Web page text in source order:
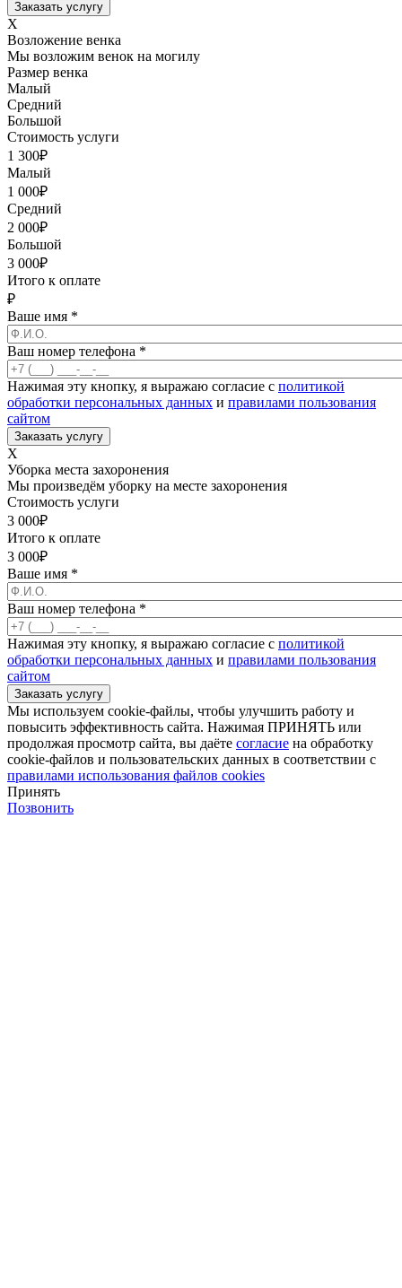
X
Возложение венка
Мы возложим венок на могилу
Размер венка
Малый
Средний
Большой
Стоимость услуги
1 300₽
Малый
1 000₽
Средний
2 000₽
Большой
3 000₽
Итого к оплате
₽
Ваше имя *
Ваш номер телефона *
Нажимая эту кнопку, я выражаю согласие с политикой
обработки персональных данных и правилами пользования
сайтом
X
Уборка места захоронения
Мы произведём уборку на месте захоронения
Стоимость услуги
3 000₽
Итого к оплате
3 000₽
Ваше имя *
Ваш номер телефона *
Нажимая эту кнопку, я выражаю согласие с политикой
обработки персональных данных и правилами пользования
сайтом
Мы используем cookie-файлы, чтобы улучшить работу и
повысить эффективность сайта. Нажимая ПРИНЯТЬ или
продолжая просмотр сайта, вы даёте согласие на обработку
cookie-файлов и пользовательских данных в соответствии с
правилами использования файлов cookies
Принять
Позвонить